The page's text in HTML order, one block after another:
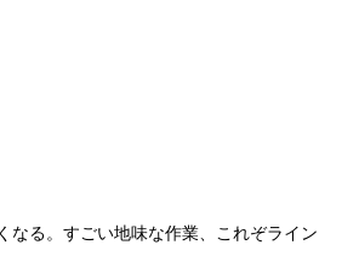
なる。すごい地味な作業、これぞライン